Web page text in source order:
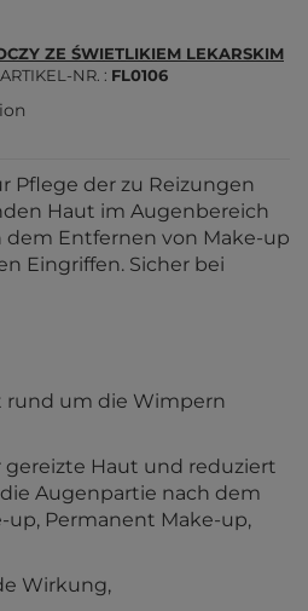
ZE ŚWIETLIKIEM LEKARSKIM
ARTIKEL-NR. FL0106
Pflege der zu Reizungen
Haut im Augenbereich
dem Entfernen von Make-up
Eingriffen. Sicher bei
um die Wimpern
Haut und reduziert
Augenpartie nach dem
up, Permanent Make-up,
Wirkung,